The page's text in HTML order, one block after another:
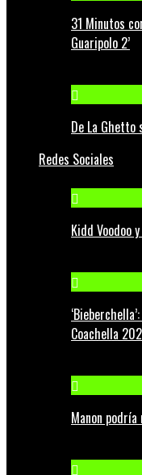
31 Minutos
Guaripolo 2’
De La Ghetto
Redes Sociales
Kidd Voodoo
Coachella
Manon